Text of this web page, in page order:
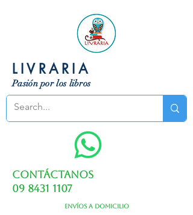
LIVRARIA
Pasión por los libros
Contáctanos
09 8431 1107
Envíos a domicilio